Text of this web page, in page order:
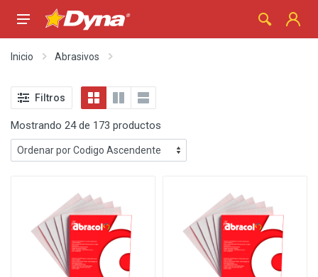
Inicio Abrasivos
Filtros
Mostrando 24 de 173 productos